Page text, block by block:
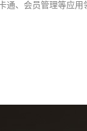
通、会员管理等应用